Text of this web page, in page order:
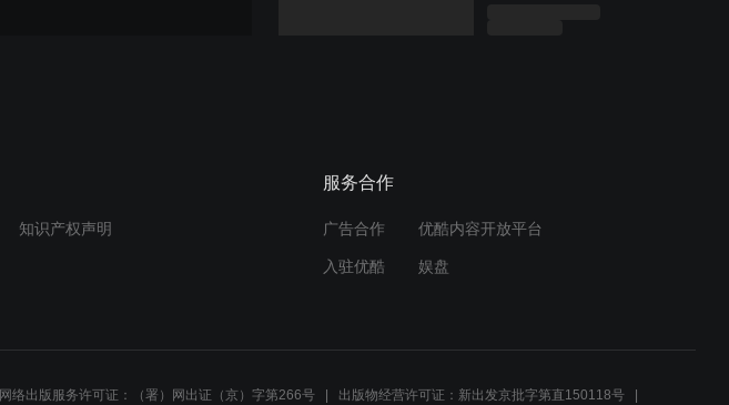
知识产权声明
服务合作
广告合作 优酷内容开放平台
入驻优酷 娱盘
网络出版服务许可证：（署）网出证（京）字第266号 出版物经营许可证：新出发京批字第直150118号